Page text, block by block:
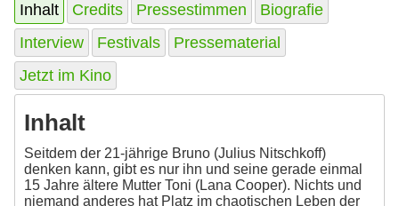
Inhalt Credits Pressestimmen
Biografie
Interview
Festivals
Pressematerial
Jetzt im Kino
Inhalt
Seitdem der 21-jährige Bruno (Julius Nitschkoff)
denken kann, gibt es nur ihn und seine gerade einmal
15 Jahre ältere Mutter Toni (Lana Cooper). Nichts und
niemand anderes hat Platz im chaotischen Leben der